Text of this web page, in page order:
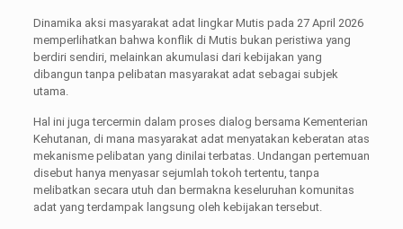
Dinamika aksi masyarakat adat lingkar Mutis pada 27 April 2026
memperlihatkan bahwa konflik di Mutis bukan peristiwa yang
berdiri sendiri, melainkan akumulasi dari kebijakan yang
dibangun tanpa pelibatan masyarakat adat sebagai subjek
utama.
Hal ini juga tercermin dalam proses dialog bersama Kementerian
Kehutanan, di mana masyarakat adat menyatakan keberatan atas
mekanisme pelibatan yang dinilai terbatas. Undangan pertemuan
disebut hanya menyasar sejumlah tokoh tertentu, tanpa
melibatkan secara utuh dan bermakna keseluruhan komunitas
adat yang terdampak langsung oleh kebijakan tersebut.